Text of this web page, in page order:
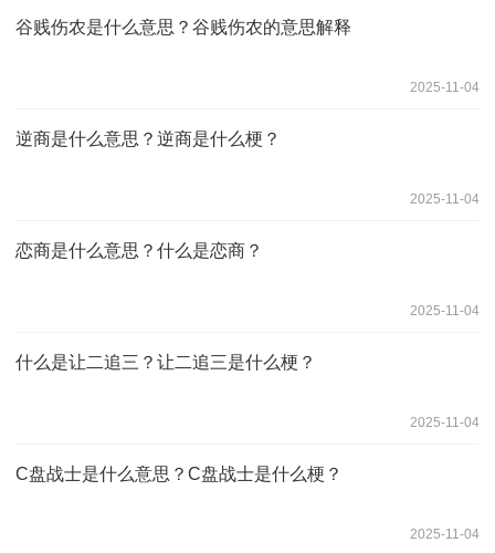
谷贱伤农是什么意思？谷贱伤农的意思解释
2025-11-04
逆商是什么意思？逆商是什么梗？
2025-11-04
恋商是什么意思？什么是恋商？
2025-11-04
什么是让二追三？让二追三是什么梗？
2025-11-04
C盘战士是什么意思？C盘战士是什么梗？
2025-11-04